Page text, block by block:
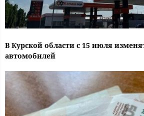
В Курской области с 15 июля
автомобилей